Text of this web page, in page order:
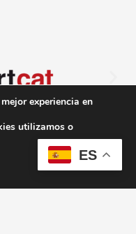
ES
experiencia en
utilizamos o